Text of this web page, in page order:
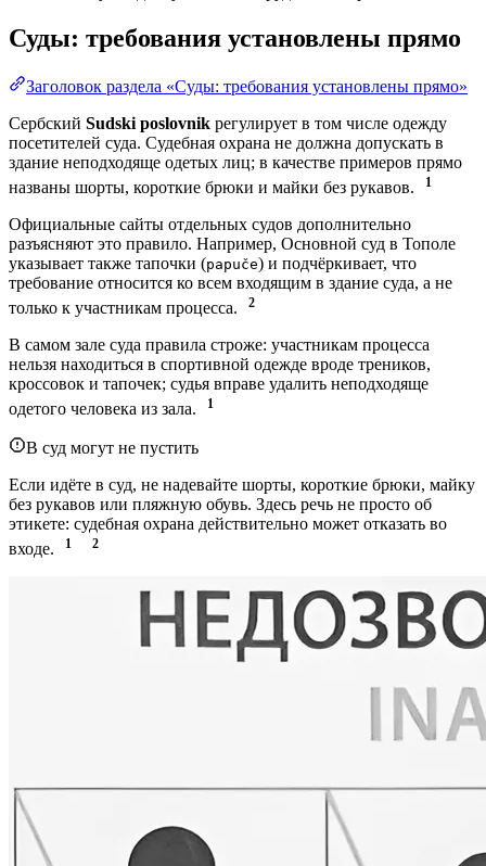
Суды: требования установлены прямо
Заголовок раздела «Суды: требования установлены прямо»
Сербский Sudski poslovnik регулирует в том числе одежду
посетителей суда. Судебная охрана не должна допускать в
здание неподходяще одетых лиц; в качестве примеров прямо
названы шорты, короткие брюки и майки без рукавов.
1
Официальные сайты отдельных судов дополнительно
разъясняют это правило. Например, Основной суд в Тополе
указывает также тапочки (papuče) и подчёркивает, что
требование относится ко всем входящим в здание суда, а не
только к участникам процесса.
2
В самом зале суда правила строже: участникам процесса
нельзя находиться в спортивной одежде вроде треников,
кроссовок и тапочек; судья вправе удалить неподходяще
одетого человека из зала.
1
В суд могут не пустить
Если идёте в суд, не надевайте шорты, короткие брюки, майку
без рукавов или пляжную обувь. Здесь речь не просто об
этикете: судебная охрана действительно может отказать во
входе.
1 2